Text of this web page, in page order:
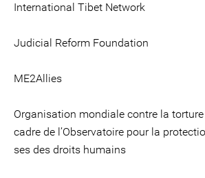
International Tibet Network
Judicial Reform Foundation
ME2Allies
Organisation mondiale contre la
cadre de l’Observatoire pour la
ses des droits humains